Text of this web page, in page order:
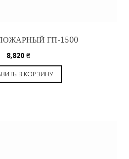
ГП-1500
8,820 ₴
В КОРЗИНУ